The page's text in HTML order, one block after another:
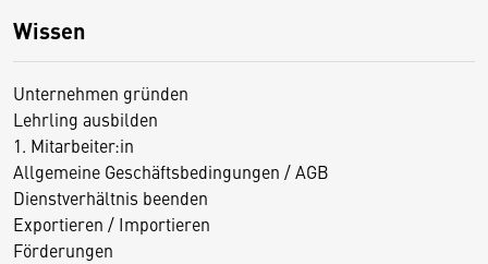
Wissen
Unternehmen gründen
Lehrling ausbilden
1. Mitarbeiter:in
Allgemeine Geschäftsbedingungen / AGB
Dienstverhältnis beenden
Exportieren / Importieren
Förderungen